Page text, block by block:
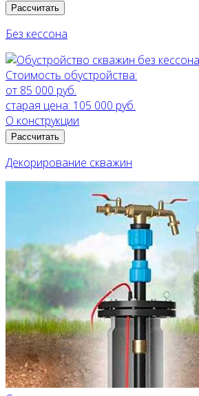
Рассчитать
Без кессона
Стоимость обустройства:
от 85 000 руб.
старая цена: 105 000 руб.
О конструкции
Рассчитать
Декорирование скважин